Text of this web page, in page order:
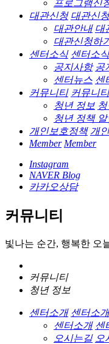
프로그램신
대관신청 대관신청
대관안내 대
대관신청하
센터소식 센터소식
공지사항 공
센터뉴스 센
커뮤니티 커뮤니티
청년 정보
청년 정책
개인보호정책 개
Member Member
Instagram
NAVER Blog
카카오상담
커뮤니티
빛나는 순간, 행복한 오
커뮤니티
청년 정보
센터소개 센터소개
센터소개 센
오시는길 오